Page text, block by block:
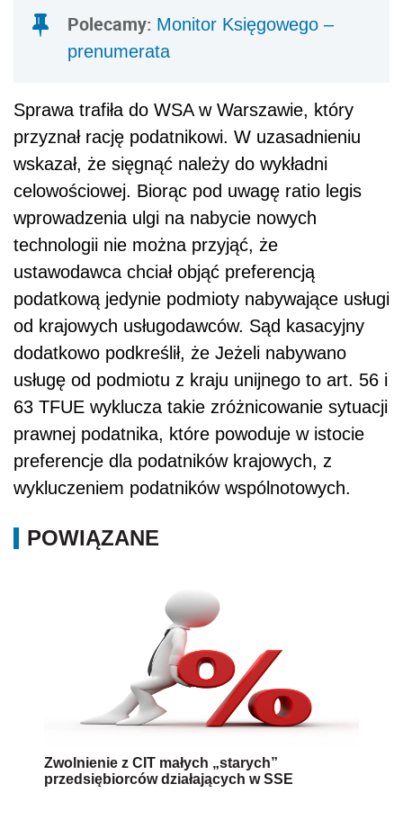
Polecamy: Monitor Księgowego –
prenumerata
Sprawa trafiła do WSA w Warszawie, który
przyznał rację podatnikowi. W uzasadnieniu
wskazał, że sięgnąć należy do wykładni
celowościowej. Biorąc pod uwagę ratio legis
wprowadzenia ulgi na nabycie nowych
technologii nie można przyjąć, że
ustawodawca chciał objąć preferencją
podatkową jedynie podmioty nabywające usługi
od krajowych usługodawców. Sąd kasacyjny
dodatkowo podkreślił, że Jeżeli nabywano
usługę od podmiotu z kraju unijnego to art. 56 i
63 TFUE wyklucza takie zróżnicowanie sytuacji
prawnej podatnika, które powoduje w istocie
preferencje dla podatników krajowych, z
wykluczeniem podatników wspólnotowych.
POWIĄZANE
Zwolnienie z CIT małych „starych”
przedsiębiorców działających w SSE